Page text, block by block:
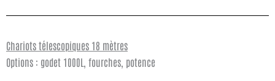
Chariots télescopiques 18 mètres
Options : godet 1000L, fourches, potence